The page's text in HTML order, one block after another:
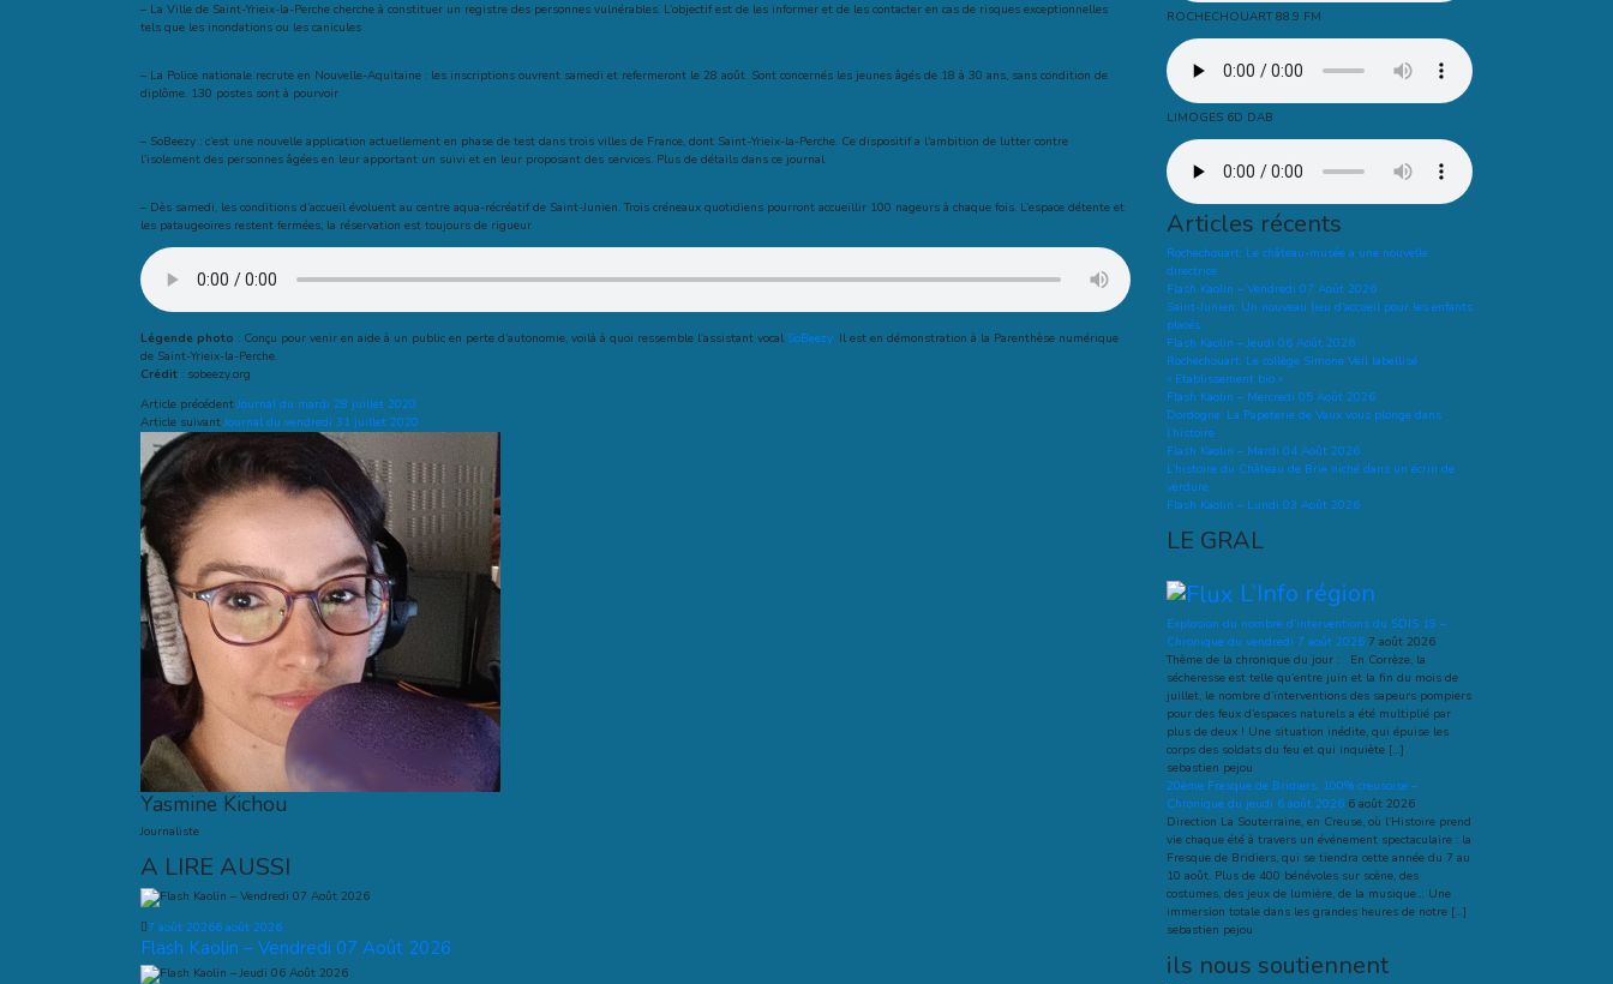
– La Ville de Saint-Yrieix-la-Perche cherche à constituer un registre des personnes vulnérables. L’objectif est de les informer et de les contacter en cas de risques exceptionnelles
tels que les inondations ou les canicules
– La Police nationale recrute en Nouvelle-Aquitaine : les inscriptions ouvrent samedi et refermeront le 28 août. Sont concernés les jeunes âgés de 18 à 30 ans, sans condition de
diplôme. 130 postes sont à pourvoir
– SoBeezy : c’est une nouvelle application actuellement en phase de test dans trois villes de France, dont Saint-Yrieix-la-Perche. Ce dispositif a l’ambition de lutter contre
l’isolement des personnes âgées en leur apportant un suivi et en leur proposant des services. Plus de détails dans ce journal
– Dès samedi, les conditions d’accueil évoluent au centre aqua-récréatif de Saint-Junien. Trois créneaux quotidiens pourront accueillir 100 nageurs à chaque fois. L’espace détente et
les pataugeoires restent fermées, la réservation est toujours de rigueur
Légende photo : Conçu pour venir en aide à un public en perte d’autonomie, voilà à quoi ressemble l’assistant vocal SoBeezy. Il est en démonstration à la Parenthèse numérique
de Saint-Yrieix-la-Perche.
Crédit : sobeezy.org
Article précédent Journal du mardi 28 juillet 2020
Article suivant Journal du vendredi 31 juillet 2020
Yasmine Kichou
Journaliste
A LIRE AUSSI
7 août 20266 août 2026
Flash Kaolin – Vendredi 07 Août 2026
ROCHECHOUART 88.9 FM
LIMOGES 6D DAB
Articles récents
Rochechouart: Le château-musée a une nouvelle
directrice
Flash Kaolin – Vendredi 07 Août 2026
Saint-Junien: Un nouveau lieu d’accueil pour les enfants
placés
Flash Kaolin – Jeudi 06 Août 2026
Rochechouart: Le collège Simone Veil labellisé
« Etablissement bio »
Flash Kaolin – Mercredi 05 Août 2026
Dordogne: La Papeterie de Vaux vous plonge dans
l’histoire
Flash Kaolin – Mardi 04 Août 2026
L’histoire du Château de Brie niché dans un écrin de
verdure
Flash Kaolin – Lundi 03 Août 2026
LE GRAL
L’Info région
Explosion du nombre d’interventions du SDIS 19 –
Chronique du vendredi 7 août 2026 7 août 2026
Thème de la chronique du jour : En Corrèze, la
sécheresse est telle qu’entre juin et la fin du mois de
juillet, le nombre d’interventions des sapeurs pompiers
pour des feux d’espaces naturels a été multiplié par
plus de deux ! Une situation inédite, qui épuise les
corps des soldats du feu et qui inquiète […]
sebastien pejou
20ème Fresque de Bridiers, 100% creusoise –
Chronique du jeudi 6 août 2026 6 août 2026
Direction La Souterraine, en Creuse, où l’Histoire prend
vie chaque été à travers un événement spectaculaire : la
Fresque de Bridiers, qui se tiendra cette année du 7 au
10 août. Plus de 400 bénévoles sur scène, des
costumes, des jeux de lumière, de la musique… Une
immersion totale dans les grandes heures de notre […]
sebastien pejou
ils nous soutiennent